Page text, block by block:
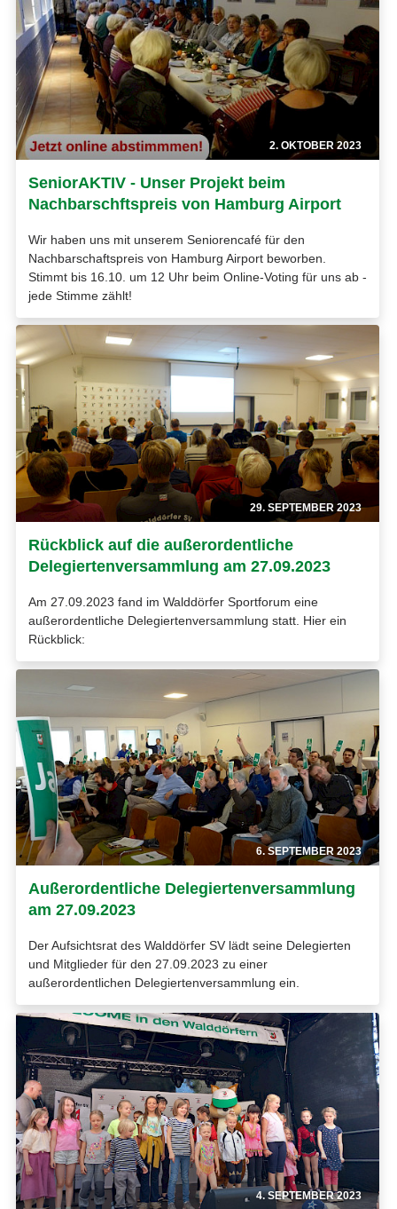
2. OKTOBER 2023
SeniorAKTIV - Unser Projekt beim
Nachbarschftspreis von Hamburg Airport
Wir haben uns mit unserem Seniorencafé für den
Nachbarschaftspreis von Hamburg Airport beworben.
Stimmt bis 16.10. um 12 Uhr beim Online-Voting für uns ab -
jede Stimme zählt!
29. SEPTEMBER 2023
Rückblick auf die außerordentliche
Delegiertenversammlung am 27.09.2023
Am 27.09.2023 fand im Walddörfer Sportforum eine
außerordentliche Delegiertenversammlung statt. Hier ein
Rückblick:
6. SEPTEMBER 2023
Außerordentliche Delegiertenversammlung
am 27.09.2023
Der Aufsichtsrat des Walddörfer SV lädt seine Delegierten
und Mitglieder für den 27.09.2023 zu einer
außerordentlichen Delegiertenversammlung ein.
4. SEPTEMBER 2023